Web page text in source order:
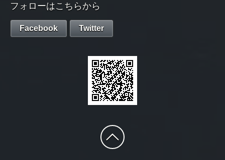
フォローはこちらから
Facebook Twitter